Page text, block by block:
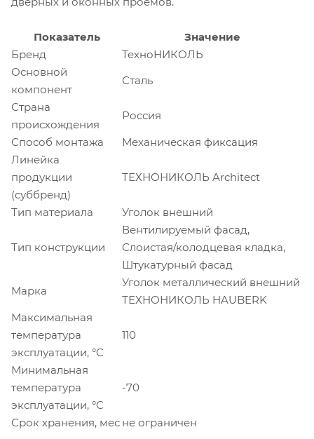
Показатель
Значение
Бренд
ТехноНИКОЛЬ
Основной
компонент
Сталь
Страна
происхождения
Россия
Способ монтажа
Механическая фиксация
Линейка
продукции
(суббренд)
ТЕХНОНИКОЛЬ Architect
Тип материала Уголок внешний
Тип конструкции
Вентилируемый фасад,
Слоистая/колодцевая кладка,
Штукатурный фасад
Марка
Уголок металлический внешний
ТЕХНОНИКОЛЬ HAUBERK
Максимальная
температура
эксплуатации, °C
110
Минимальная
температура
эксплуатации, °C
-70
Срок хранения, мес не ограничен